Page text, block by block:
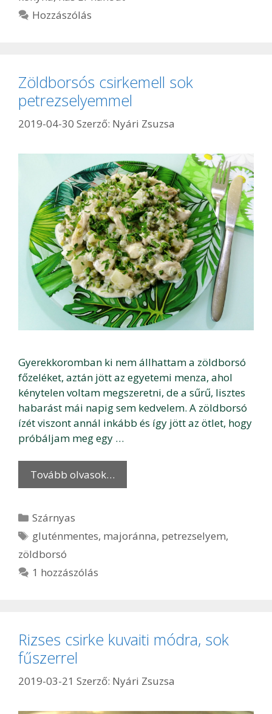
Hozzászólás
Zöldborsós csirkemell sok
petrezselyemmel
2019-04-30 Szerző: Nyári Zsuzsa
Gyerekkoromban ki nem állhattam a zöldborsó
főzeléket, aztán jött az egyetemi menza, ahol
kénytelen voltam megszeretni, de a sűrű, lisztes
habarást mái napig sem kedvelem. A zöldborsó
ízét viszont annál inkább és így jött az ötlet, hogy
próbáljam meg egy …
Tovább olvasok…
Kategória
Szárnyas
Címkék
gluténmentes, majoránna, petrezselyem,
zöldborsó
1 hozzászólás
Rizses csirke kuvaiti módra, sok
fűszerrel
2019-03-21 Szerző: Nyári Zsuzsa